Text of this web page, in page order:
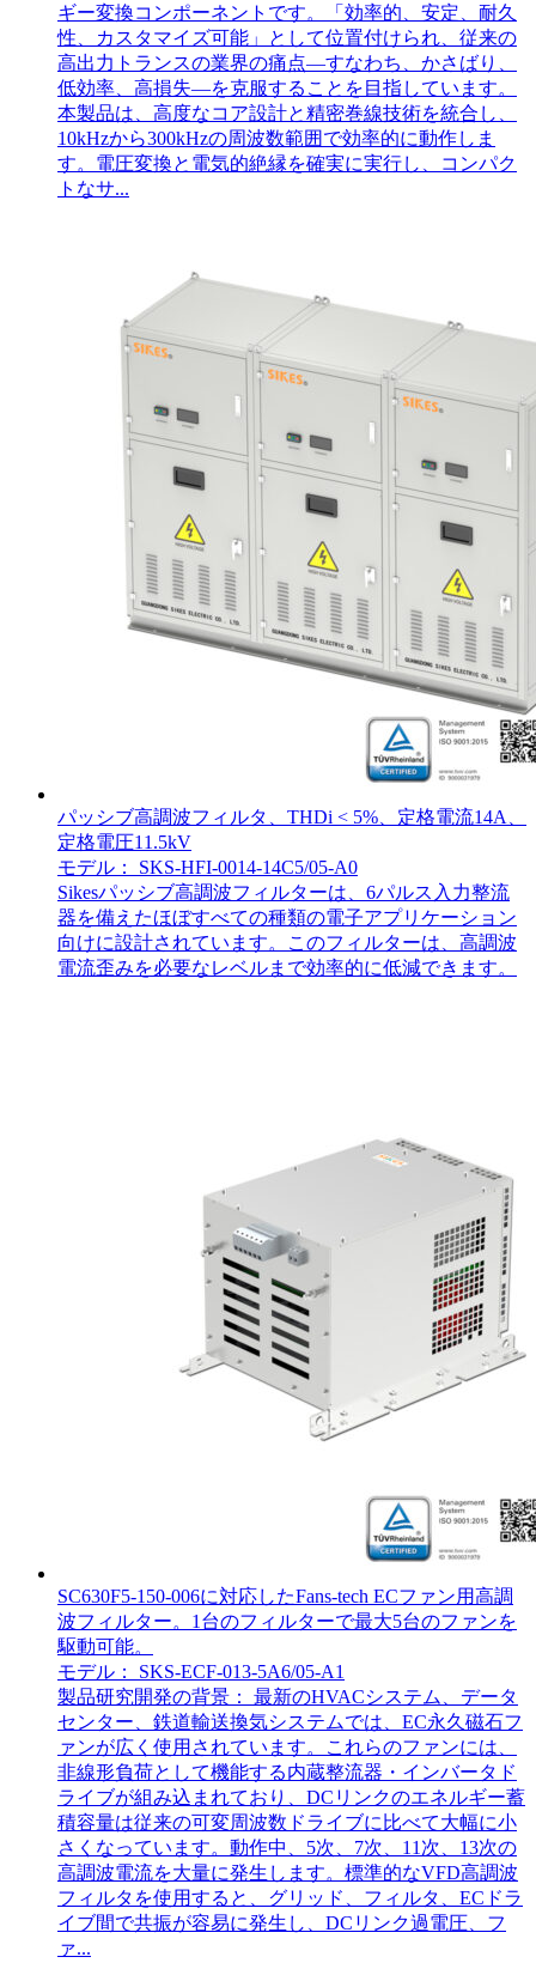
ギー変換コンポーネントです。「効率的、安定、耐久
性、カスタマイズ可能」として位置付けられ、従来の
高出力トランスの業界の痛点—すなわち、かさばり、
低効率、高損失—を克服することを目指しています。
本製品は、高度なコア設計と精密巻線技術を統合し、
10kHzから300kHzの周波数範囲で効率的に動作しま
す。電圧変換と電気的絶縁を確実に実行し、コンパク
トなサ...
パッシブ高調波フィルタ、THDi < 5%、定格電流14A、
定格電圧11.5kV
モデル： SKS-HFI-0014-14C5/05-A0
Sikesパッシブ高調波フィルターは、6パルス入力整流
器を備えたほぼすべての種類の電子アプリケーション
向けに設計されています。このフィルターは、高調波
電流歪みを必要なレベルまで効率的に低減できます。
SC630F5-150-006に対応したFans-tech ECファン用高調
波フィルター。1台のフィルターで最大5台のファンを
駆動可能。
モデル： SKS-ECF-013-5A6/05-A1
製品研究開発の背景： 最新のHVACシステム、データ
センター、鉄道輸送換気システムでは、EC永久磁石フ
ァンが広く使用されています。これらのファンには、
非線形負荷として機能する内蔵整流器・インバータド
ライブが組み込まれており、DCリンクのエネルギー蓄
積容量は従来の可変周波数ドライブに比べて大幅に小
さくなっています。動作中、5次、7次、11次、13次の
高調波電流を大量に発生します。標準的なVFD高調波
フィルタを使用すると、グリッド、フィルタ、ECドラ
イブ間で共振が容易に発生し、DCリンク過電圧、フ
ァ...